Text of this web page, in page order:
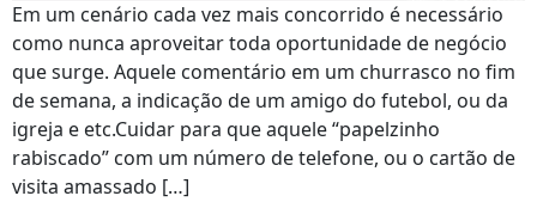
Em um cenário cada vez mais concorrido é necessário
como nunca aproveitar toda oportunidade de negócio
que surge. Aquele comentário em um churrasco no fim
de semana, a indicação de um amigo do futebol, ou da
igreja e etc.Cuidar para que aquele “papelzinho
rabiscado” com um número de telefone, ou o cartão de
visita amassado […]